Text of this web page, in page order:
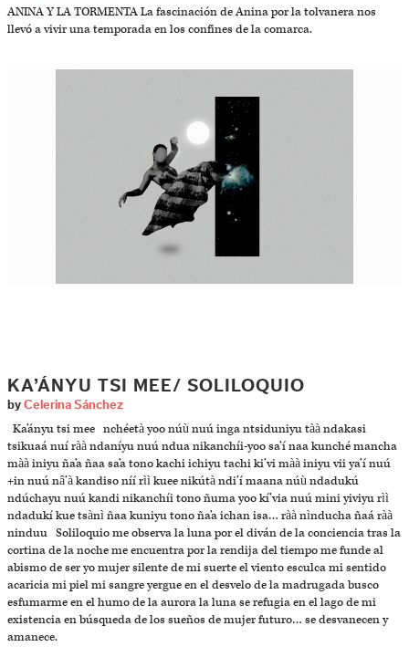
ANINA Y LA TORMENTA La fascinación de Anina por la tolvanera nos
llevó a vivir una temporada en los confines de la comarca.
KA’ÁNYU TSI MEE/ SOLILOQUIO
by Celerina Sánchez
Ka’ányu tsi mee nchéetà yoo núù nuú inga ntsiduniyu tàà ndakasi
tsikuaá nuí ràà ndaníyu nuú ndua nikanchíi-yoo sa’í naa kunché mancha
màà iniyu ña’a ñaa sa’a tono kachi ichiyu tachi ki’vi màà iniyu vii ya’í nuú
+in nuú nâ’à kandiso níí rìì kuee nikútà ndi’í maana núù ndadukú
ndúchayu nuú kandi nikanchíi tono ñuma yoo kí’via nuú mini yiviyu rìì
ndadukí kue tsànì ñaa kuniyu tono ña’a ichan isa… ràà nìnducha ñaá ràà
ninduu Soliloquio me observa la luna por el diván de la conciencia tras la
cortina de la noche me encuentra por la rendija del tiempo me funde al
abismo de ser yo mujer silente de mi suerte el viento esculca mi sentido
acaricia mi piel mi sangre yergue en el desvelo de la madrugada busco
esfumarme en el humo de la aurora la luna se refugia en el lago de mi
existencia en búsqueda de los sueños de mujer futuro… se desvanecen y
amanece.